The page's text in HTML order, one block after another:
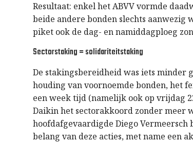
Resultaat: enkel het ABVV vormde
beide andere bonden slechts aanwezig
piket ook de dag- en namiddagploeg
Sectorstaking = solidariteitstaking
De stakingsbereidheid was iets minder
houding van voornoemde bonden, het
een week tijd (namelijk ook op vrijdag
Daikin het sectorakkoord zonder meer
hoofdafgevaardigde Diego
belang van deze acties, met name een